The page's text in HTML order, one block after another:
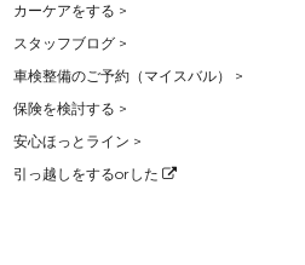
カーケアをする >
スタッフブログ >
車検整備のご予約（マイスバル） >
保険を検討する >
安心ほっとライン >
引っ越しをするorした